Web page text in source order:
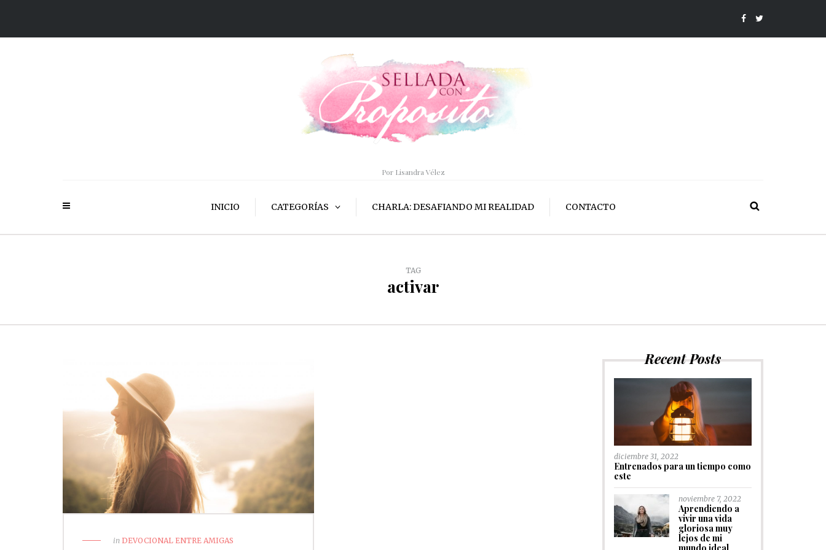
Por Lisandra Vélez
INICIO CATEGORÍAS CHARLA: DESAFIANDO MI REALIDAD CONTACTO
TAG
activar
in DEVOCIONAL ENTRE AMIGAS
Recent Posts
diciembre 31, 2022
Entrenados para un tiempo como
este
noviembre 7, 2022
Aprendiendo a
vivir una vida
gloriosa muy
lejos de mi